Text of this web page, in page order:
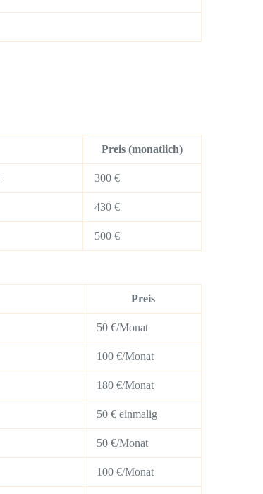
Preis (monatlich)
300 €
430 €
500 €
Preis
50 €/Monat
100 €/Monat
180 €/Monat
50 € einmalig
50 €/Monat
100 €/Monat